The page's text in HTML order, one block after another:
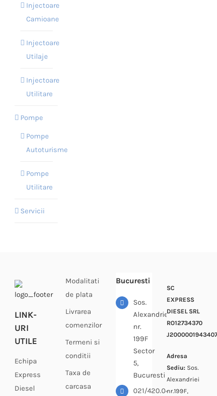
Injectoare
Camioane
Injectoare
Utilaje
Injectoare
Utilitare
Pompe
Pompe
Autoturisme
Pompe
Utilitare
Servicii
LINK-
URI
UTILE
Echipa
Express
Diesel
Modalitati
de plata
Livrarea
comenzilor
Termeni si
conditii
Taxa de
carcasa
Bucuresti
Sos.
Alexandriei
nr.
199F
Sector
5,
Bucuresti
021/420.04.33
SC
EXPRESS
DIESEL SRL
RO12734370
J2000001943407
Adresa
Sediu: Sos.
Alexandriei
nr.199F,